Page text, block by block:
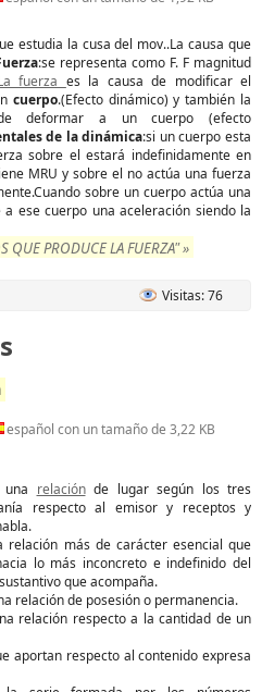
estudia la cusa del mov..La causa que
:se representa como F. F magnitud
fuerza es la causa de modificar el
cuerpo.(Efecto dinámico) y también la
deformar a un cuerpo (efecto
de la dinámica:si un cuerpo esta
sobre el estará indefinidamente en
MRU y sobre el no actúa una fuerza
sobre un cuerpo actúa una
ese cuerpo una aceleración siendo la
QUE PRODUCE LA FUERZA" »
Visitas: 76
español con un tamaño de 3,22 KB
una relaciónde lugar según los tres
respecto al emisor y receptos y
relación más de carácter esencial que
lo más inconcreto e indefinido del
que acompaña.
relación de posesión o permanencia.
relación respecto a la cantidad de un
aportan respecto al contenido expresa